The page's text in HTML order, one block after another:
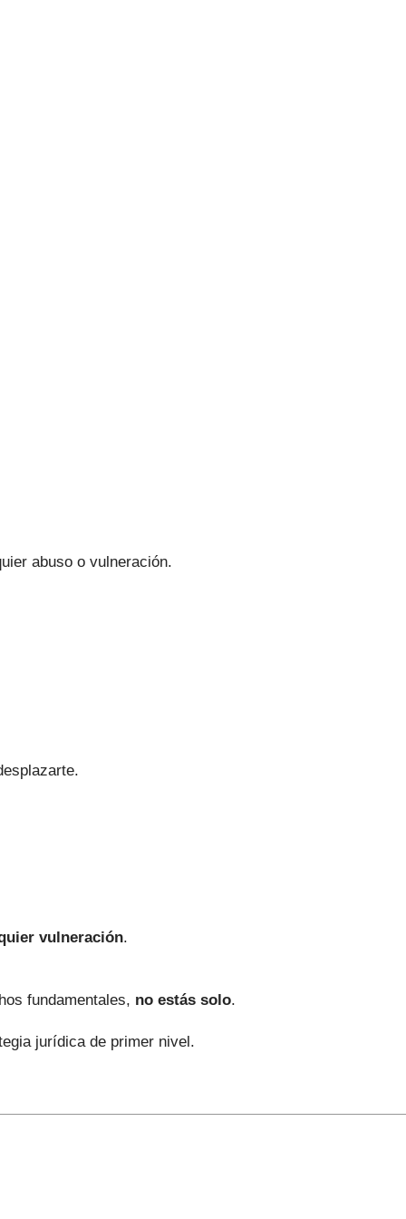
abuso o vulneración.
vulneración.
fundamentales, no estás solo.
jurídica de primer nivel.